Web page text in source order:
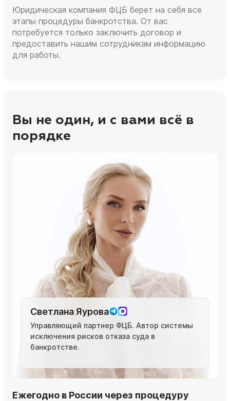
Юридическая компания ФЦБ берет на себя все
этапы процедуры банкротства. От вас
потребуется только заключить договор и
предоставить нашим сотрудникам информацию
для работы.
Вы не один, и с вами всё в
порядке
Светлана Яурова
Управляющий партнер ФЦБ. Автор системы
исключения рисков отказа суда в
банкротстве.
Ежегодно в России через процедуру